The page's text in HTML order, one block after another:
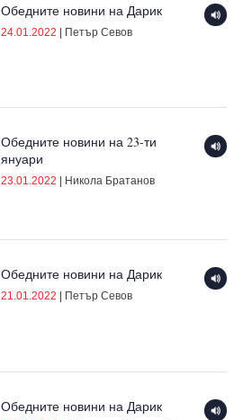
Обедните новини на Дарик
24.01.2022 | Петър Севов
Обедните новини на 23-ти
януари
23.01.2022 Никола Братанов
Обедните новини на Дарик
21.01.2022 Петър Севов
Обедните новини на Дарик